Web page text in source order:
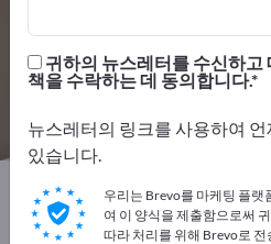
유통업체
Exportpages 사무용품 데스
귀하의 뉴스레터를 수신하고
책을 수락하는 데 동의합니다.
뉴스레터의 링크를 사용하여
있습니다.
우리는 Brevo를 마케팅 플랫
여 이 양식을 제출함으로써
따라 처리를 위해 Brevo로